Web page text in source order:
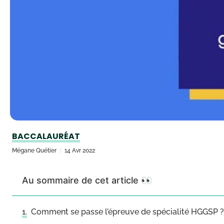
BACCALAURÉAT
Mégane Quétier 14 Avr 2022
Au sommaire de cet article 👀
Comment se passe l’épreuve de spécialité HGGSP ?